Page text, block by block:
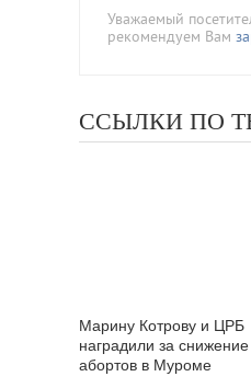
Уважаемый
рекомендуем Вам
ССЫЛКИ ПО
Марину Котрову и ЦРБ
наградили за
абортов в Муроме